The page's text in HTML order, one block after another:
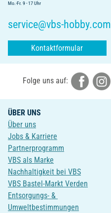
Mo.-Fr. 9 - 17 Uhr
service@vbs-hobby.com
Kontaktformular
Folge uns auf:
ÜBER UNS
Über uns
Jobs & Karriere
Partnerprogramm
VBS als Marke
Nachhaltigkeit bei VBS
VBS Bastel-Markt Verden
Entsorgungs- &
Umweltbestimmungen